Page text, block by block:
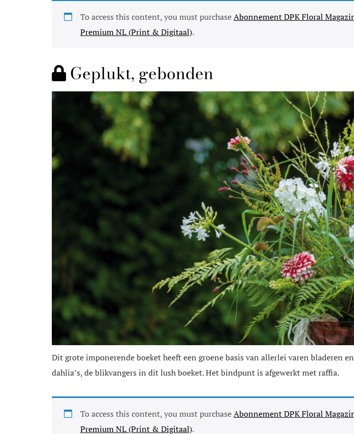
To access this content, you must purchaseAbonnement DPK Floral
Premium NL (Print & Digitaal).
Geplukt, gebonden
Dit grote imponerende boeket heeft een groene basis van allerlei varen bladeren
dahlia’s, de blikvangers in dit lush boeket. Het bindpunt is afgewerkt met raffia.
To access this content, you must purchaseAbonnement DPK Floral
Premium NL (Print & Digitaal).